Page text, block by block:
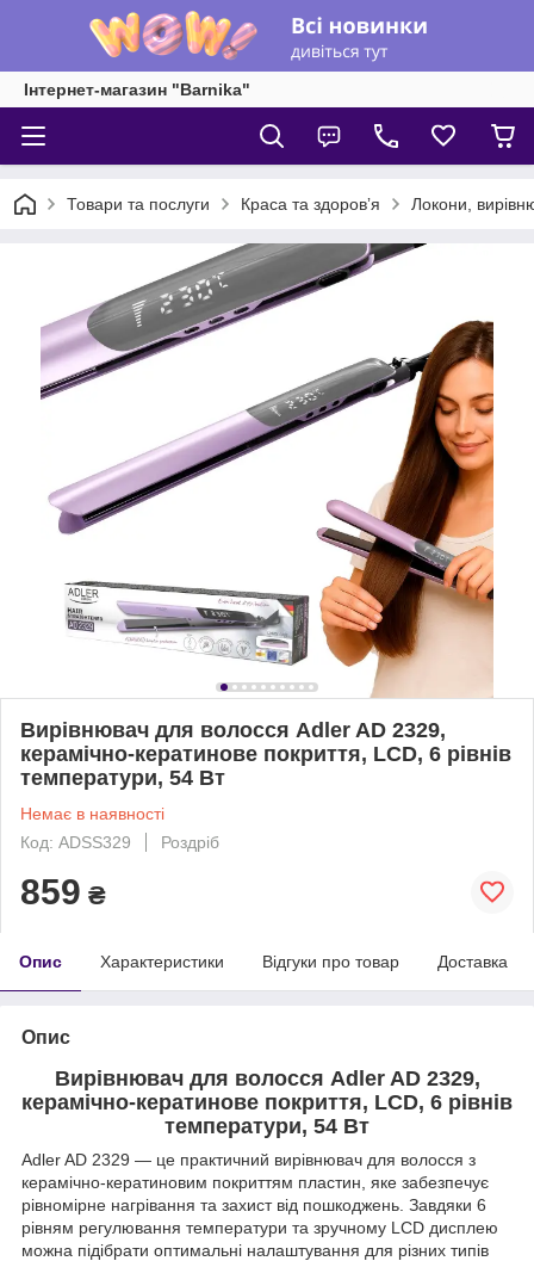
Інтернет-магазин "Barnika"
Товари та послуги Краса та здоровʼя Локони,
Вирівнювач для волосся Adler AD 2329,
керамічно-кератинове покриття, LCD, 6 рівнів
температури, 54 Вт
Немає в наявності
Код: ADSS329
Роздріб
859 ₴
Опис Характеристики Відгуки про товар Доставка
Опис
Вирівнювач для волосся Adler AD 2329,
керамічно-кератинове покриття, LCD, 6 рівнів
температури, 54 Вт
Adler AD 2329 — це практичний вирівнювач для волосся з
керамічно-кератиновим покриттям пластин, яке забезпечує
рівномірне нагрівання та захист від пошкоджень. Завдяки 6
рівням регулювання температури та зручному LCD дисплею
можна підібрати оптимальні налаштування для різних типів